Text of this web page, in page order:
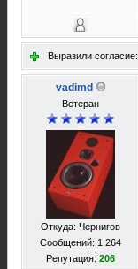
Выразили согласие:
vadimd
Ветеран
Откуда: Чернигов
Сообщений: 1 264
Репутация: 206